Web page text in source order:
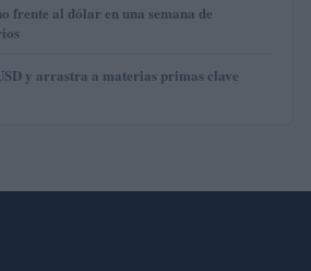
frente al dólar en una semana de
y arrastra a materias primas clave